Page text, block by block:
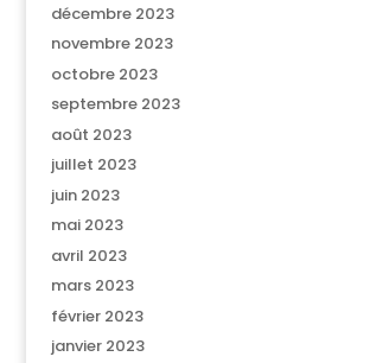
décembre 2023
novembre 2023
octobre 2023
septembre 2023
août 2023
juillet 2023
juin 2023
mai 2023
avril 2023
mars 2023
février 2023
janvier 2023